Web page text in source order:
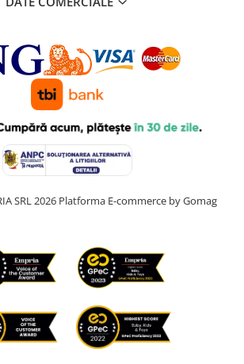
SRL 2026 Platforma E-commerce by Gomag